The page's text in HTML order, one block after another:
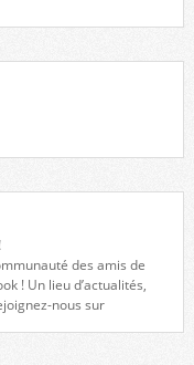
des amis de
! Un lieu d’actualités,
nous sur